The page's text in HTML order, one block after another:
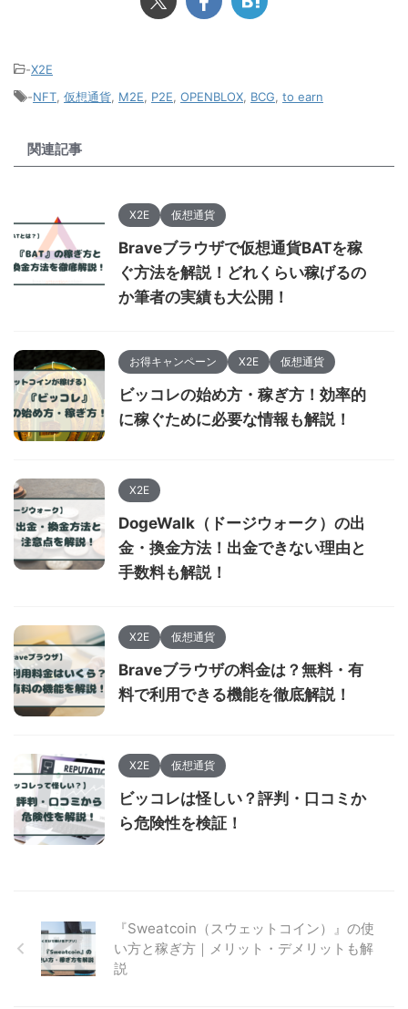
-X2E
-NFT 仮想通貨 M2E P2E OPENBLOX BCG to earn
関連記事
X2E 仮想通貨
Braveブラウザで仮想通貨BATを稼
ぐ方法を解説！どれくらい稼げるの
か筆者の実績も大公開！
お得キャンペーン X2E 仮想通貨
ビッコレの始め方・稼ぎ方！効率的
に稼ぐために必要な情報も解説！
X2E
DogeWalk（ドージウォーク）の出
金・換金方法！出金できない理由と
手数料も解説！
X2E 仮想通貨
Braveブラウザの料金は？無料・有
料で利用できる機能を徹底解説！
X2E 仮想通貨
ビッコレは怪しい？評判・口コミか
ら危険性を検証！
『Sweatcoin（スウェットコイン）』の使
い方と稼ぎ方｜メリット・デメリットも解
説